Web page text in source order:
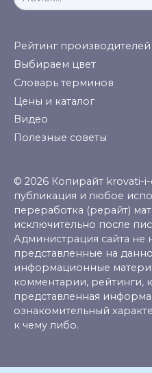
for:
Рейтинг производителей
Выбираем цвет
Словарь терминов
Цены и каталог
Видео
Полезные советы
© 2026 Копирайт krovati-
публикация и любое
переработка (рерайт)
исключительно после
Администрация сайта не
представленные на
информационные
комментарии, рейтинги,
представленная
ознакомительный
к чему либо.